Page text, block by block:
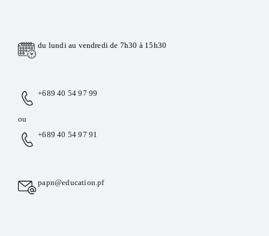
du lundi au vendredi de 7h30 à 15h30
+689 40 54 97 99
ou
+689 40 54 97 91
papn@education.pf